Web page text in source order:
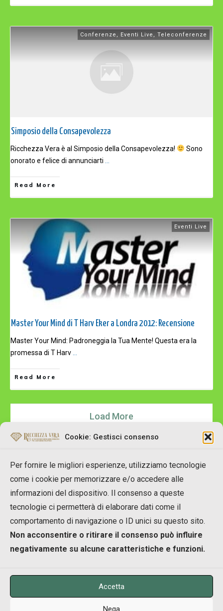
Cookie: Gestisci consenso
Per fornire le migliori esperienze, utilizziamo tecnologie
come i cookie per memorizzare e/o accedere alle
informazioni del dispositivo. Il consenso a queste
tecnologie ci permetterà di elaborare dati come il
comportamento di navigazione o ID unici su questo sito.
Non acconsentire o ritirare il consenso può influire
negativamente su alcune caratteristiche e funzioni.
Accetta
Nega
Conferenze , Eventi Live , Teleconferenze
Simposio della Consapevolezza
Ricchezza Vera è al Simposio della Consapevolezza!
Sono
onorato e felice di annunciarti
Read More
Eventi Live
Master Your Mind di T Harv Eker a Londra 2012: Recensione
Master Your Mind: Padroneggia la Tua Mente! Questa era la
promessa di T Harv
Read More
Load More
Copyright © 2007-2023 RicchezzaVera.com
info[at]RicchezzaVera.com
Merlin Temple Shpk
NIUS: M11916002A